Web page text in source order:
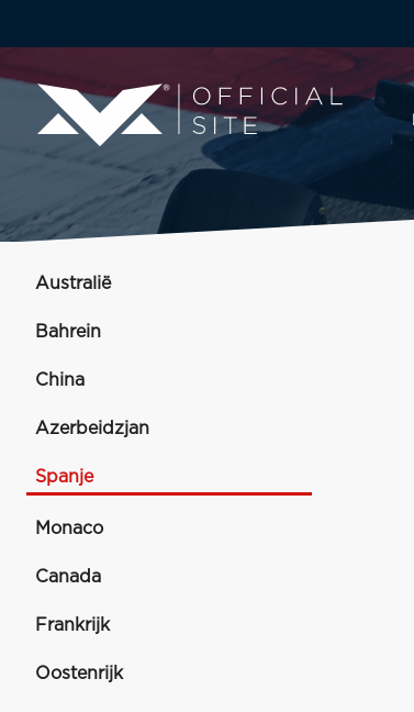
Australië
Bahrein
China
Azerbeidzjan
Spanje
Monaco
Canada
Frankrijk
Oostenrijk